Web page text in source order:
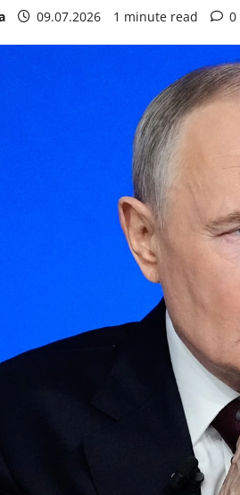
09.07.2026 1 minute read 0